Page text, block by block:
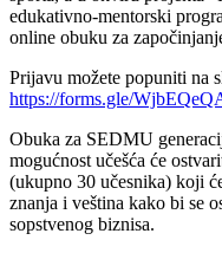
edukativno-mentorski
online obuku za
Prijavu možete popuniti na
https://forms.gle/
Obuka za SEDMU
mogućnost učešća će
(ukupno 30 učesnika) koji
znanja i veština kako bi se
sopstvenog biznisa.